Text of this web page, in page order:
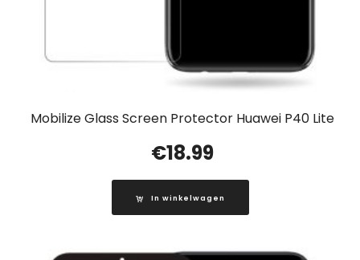
Mobilize Glass Screen Protector Huawei P40 Lite
€18.99
In winkelwagen